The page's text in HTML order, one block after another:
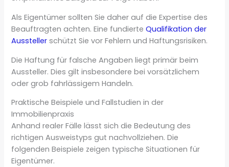
Als Eigentümer sollten Sie daher auf die Expertise des
Beauftragten achten. Eine fundierteQualifikation der
Aussteller schützt Sie vor Fehlern und Haftungsrisiken.
Die Haftung für falsche Angaben liegt primär beim
Aussteller. Dies gilt insbesondere bei vorsätzlichem
oder grob fahrlässigem Handeln.
Praktische Beispiele und Fallstudien in der
Immobilienpraxis
Anhand realer Fälle lässt sich die Bedeutung des
richtigen Ausweistyps gut nachvollziehen. Die
folgenden Beispiele zeigen typische Situationen für
Eigentümer.